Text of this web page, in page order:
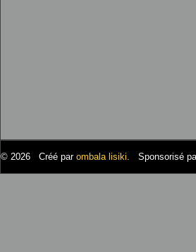
© 2026 Créé par ombala lisiki. Sponsorisé